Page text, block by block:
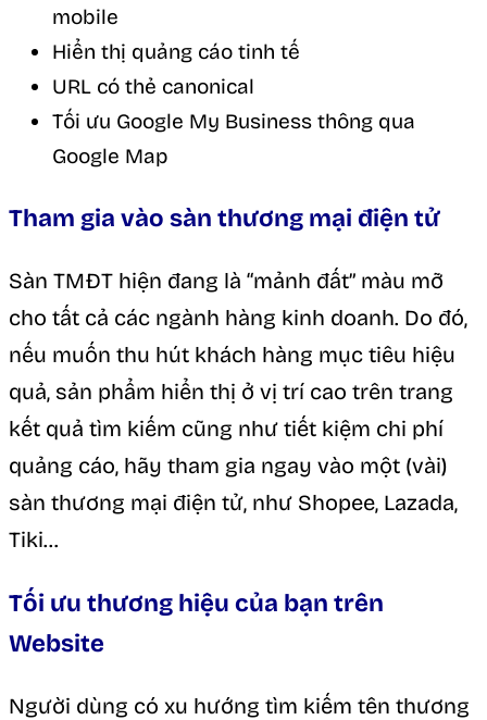
mobile
Hiển thị quảng cáo tinh tế
URL có thẻ canonical
Tối ưu Google My Business thông qua
Google Map
Tham gia vào sàn thương mại điện tử
Sàn TMĐT hiện đang là “mảnh đất” màu mỡ
cho tất cả các ngành hàng kinh doanh. Do đó,
nếu muốn thu hút khách hàng mục tiêu hiệu
quả, sản phẩm hiển thị ở vị trí cao trên trang
kết quả tìm kiếm cũng như tiết kiệm chi phí
quảng cáo, hãy tham gia ngay vào một (vài)
sàn thương mại điện tử, như Shopee, Lazada,
Tiki…
Tối ưu thương hiệu của bạn trên
Website
Người dùng có xu hướng tìm kiếm tên thương